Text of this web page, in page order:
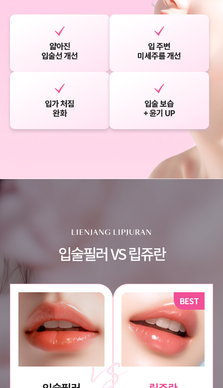
얇아진
입술선 개선
입 주변
미세주름 개선
입가 처짐
완화
입술 보습
+ 윤기 UP
LIENJANG LIPJURAN
입술필러 VS 립쥬란
BEST